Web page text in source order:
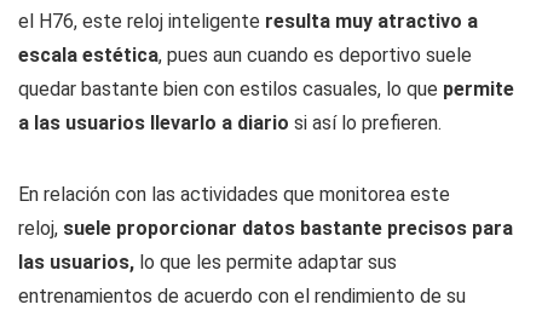
el H76, este reloj inteligente resulta muy atractivo a
escala estética, pues aun cuando es deportivo suele
quedar bastante bien con estilos casuales, lo que permite
a las usuarios llevarlo a diario si así lo prefieren.
En relación con las actividades que monitorea este
reloj, suele proporcionar datos bastante precisos para
las usuarios, lo que les permite adaptar sus
entrenamientos de acuerdo con el rendimiento de su